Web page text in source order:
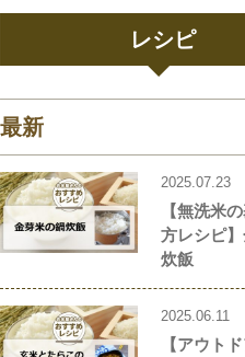
レシピ
最新
2025.07.23
【無洗米
方レシピ
炊飯
2025.06.11
【アウト